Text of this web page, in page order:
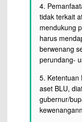
4.
tidak terkait
mendukung
harus
berwenang
perundang-
5. Ketentuan
aset BLU,
gubernur/